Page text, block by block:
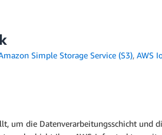
Simple Storage Service (S3), AWS
um die Datenverarbeitungsschicht und